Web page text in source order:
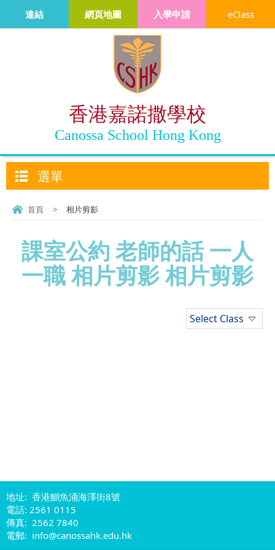
香港嘉諾撒學校
Canossa School Hong Kong
連結 網頁地圖 入學申請 eClass
選單
首頁 > 相片剪影
課室公約 老師的話 一人
一職 相片剪影 相片剪影
Select Class
地址: 香港鰂魚涌海澤街8號
電話: 2561 0115
傳真: 2562 7840
電郵: info@canossahk.edu.hk